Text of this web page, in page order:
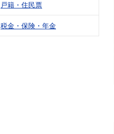
戸籍・住民票
税金・保険・年金